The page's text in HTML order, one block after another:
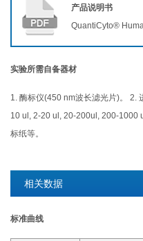
产品说明书
QuantiCyto®
实验所需自备器材
1. 酶标仪(450 nm波长滤光片)。 2.
10 ul, 2-20 ul, 20-200ul, 200-1000
标纸等。
相关数据
标准曲线